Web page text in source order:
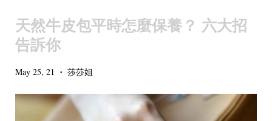
天然牛皮包平時怎麼保養？ 六大招
告訴你
May 25, 21 • 莎莎姐